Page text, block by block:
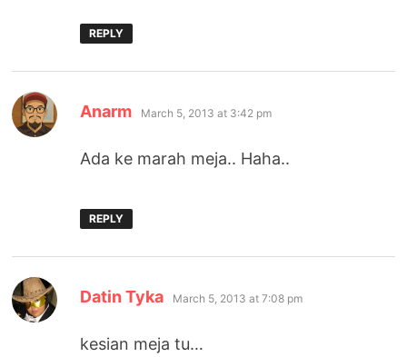
REPLY
Anarm says:
March 5, 2013 at 3:42 pm
Ada ke marah meja.. Haha..
REPLY
Datin Tyka says:
March 5, 2013 at 7:08 pm
kesian meja tu…